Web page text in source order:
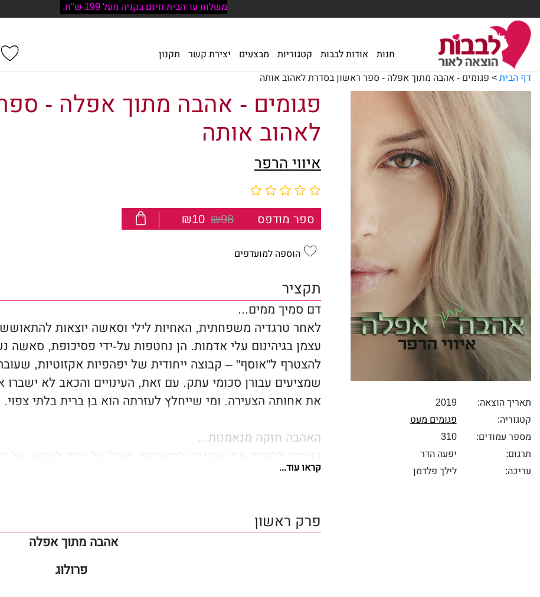
משלוח עד הבית חינם בקניה מעל 199 ש"ח.
חנות אודות לבבות קטגוריות מבצעים יצירת קשר תקנון
דף הבית> פגומים - אהבה מתוך אפלה - ספר ראשון בסדרת לאהוב אותה
תאריך הוצאה:
2019
קטגוריה:
פגומים מעט
מספר עמודים:
310
תרגום:
יפעה הדר
עריכה:
לילך פלדמן
פגומים - אהבה מתוך אפלה -
לאהוב אותה
איווי הרפר
ספר מודפס ₪98
₪10
הוספה למועדפים
תקציר
דם סמיך ממים...
לאחר טרגדיה משפחתית, האחיות לילי וסאשה יוצאות
עצמן בגיהינום עלי אדמות. הן נחטפות על-ידי פסיכופת, סאשה
להצטרף ל"אוסף" – קבוצה ייחודית של יפהפיות אקזוטיות,
שמציעים עבורן סכומי עתק. עם זאת, העינויים והכאב לא
את אחותה הצעירה. ומי שייחלץ לעזרתה הוא בן ברית בלתי צפוי.
האהבה חזקה מנאמנות...
לעצמו לעזור לה להציל את סאשה – לא אם ירצה לדבוק
כשסודות מתגלים, הפיצוץ הבלתי נמנע מביא עימו השלכות
עלולות לפגוע קשות בג'ק ובלילי... או אפילו להביא למותם.
קראו עוד...
פרק ראשון
אהבה מתוך אפלה
פרולוג